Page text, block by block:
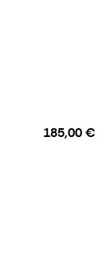
185,00 €